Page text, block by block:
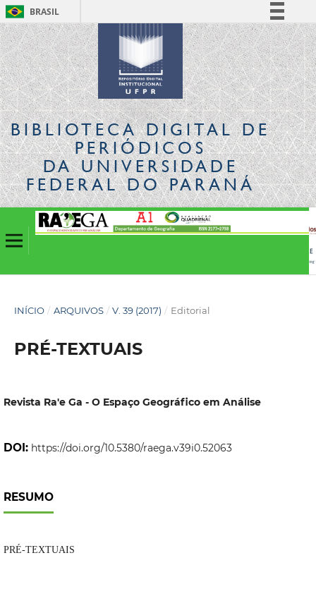
BRASIL
Simplifique!
Comunica BR
Participe
Acesso à informação
Legislação
Canais
BIBLIOTECA DIGITALDE
PERIÓDICOS
DA UNIVERSIDADE
FEDERAL DO PARANÁ
INÍCIO / ARQUIVOS / V. 39 (2017) / Editorial
PRÉ-TEXTUAIS
Revista Ra'e Ga - O Espaço Geográfico em Análise
DOI: https://doi.org/10.5380/raega.v39i0.52063
RESUMO
PRÉ-TEXTUAIS